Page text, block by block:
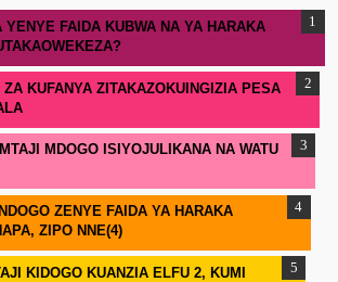
YENYE FAIDA KUBWA NA YA HARAKA
KUFANYA ZITAKAZOKUINGIZIA PESA
MDOGO ISIYOJULIKANA NA WATU
ZENYE FAIDA YA HARAKA
ZIPO NNE(4)
KIDOGO KUANZIA ELFU 2, KUMI